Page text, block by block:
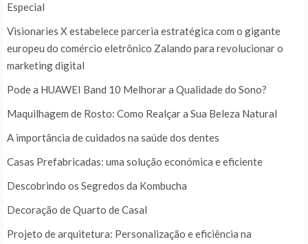
Especial
Visionaries X estabelece parceria estratégica com o gigante
europeu do comércio eletrônico Zalando para revolucionar o
marketing digital
Pode a HUAWEI Band 10 Melhorar a Qualidade do Sono?
Maquilhagem de Rosto: Como Realçar a Sua Beleza Natural
A importância de cuidados na saúde dos dentes
Casas Prefabricadas: uma solução económica e eficiente
Descobrindo os Segredos da Kombucha
Decoração de Quarto de Casal
Projeto de arquitetura: Personalização e eficiência na